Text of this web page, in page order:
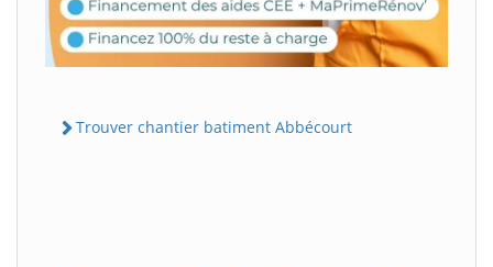
Trouver chantier batiment Abbécourt